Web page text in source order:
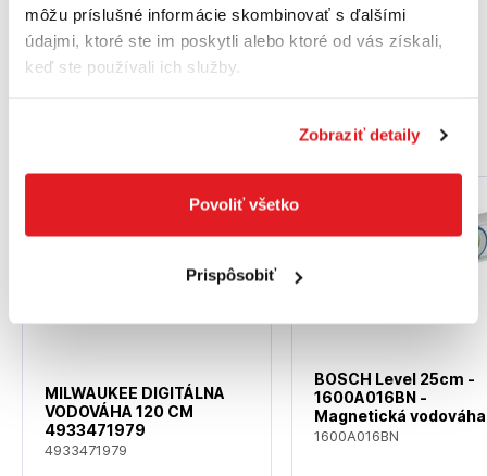
môžu príslušné informácie skombinovať s ďalšími
údajmi, ktoré ste im poskytli alebo ktoré od vás získali,
keď ste používali ich služby.
Zobraziť detaily
Povoliť všetko
Prispôsobiť
Magnetická Áno
Rukoväte 2
Doprava zadarmo
MILWAUKEE DIGITÁLNA
VODOVÁHA 120 CM
4933471979
4933471979
BOSCH Level 25cm -
1600A016BN -
Magnetická vodováha
1600A016BN